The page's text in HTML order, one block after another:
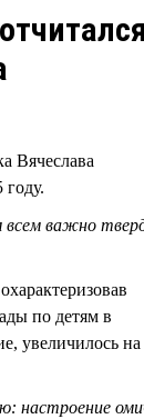
Вячеслава
всем важно
по детям в
увеличилось
настроение